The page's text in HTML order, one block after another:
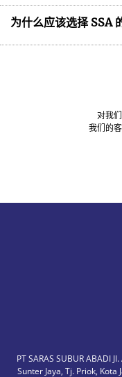
为什么应该选择 SSA
对我
我们的
PT SARAS SUBUR ABADI
Sunter Jaya, Tj. Priok,